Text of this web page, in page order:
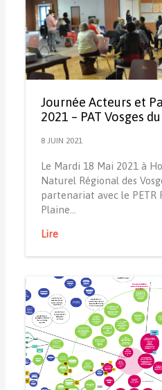
Journée Acteurs et
2021 – PAT Vosges
8 JUIN 2021
Le Mardi 18 Mai 2021 à
Naturel Régional des
partenariat avec le PETR
Plaine…
Lire